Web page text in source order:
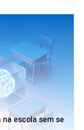
escola sem se